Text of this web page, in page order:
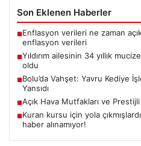
Son Eklenen Haberler
■Enflasyon verileri ne zaman
enflasyon verileri
■Yıldırım ailesinin 34 yıllık
oldu
■Bolu’da Vahşet: Yavru Kediye
Yansıdı
■Açık Hava Mutfakları ve Prestijli
■Kuran kursu için yola
haber alınamıyor!